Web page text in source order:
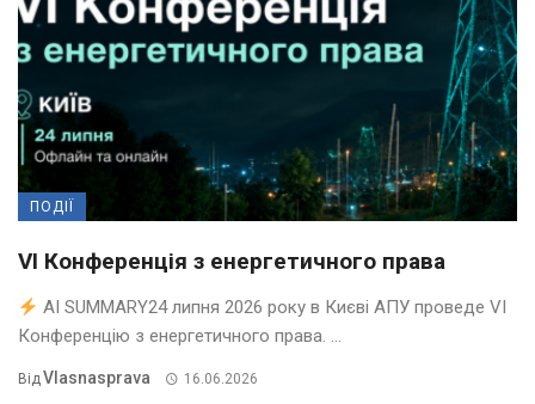
ПОДІЇ
VI Конференція з енергетичного права
AI SUMMARY24 липня 2026 року в Києві АПУ проведе VI
Конференцію з енергетичного права. ...
ВідVlasnasprava 16.06.2026